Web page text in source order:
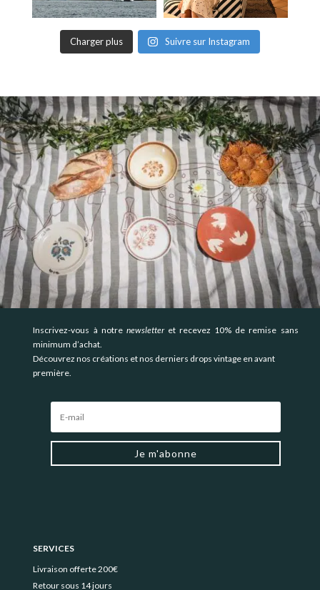
Charger plus Suivre sur Instagram
Inscrivez-vous à notre newsletteret recevez 10% de remise sans
minimum d’achat.
Découvrez nos créations et nos derniers drops vintage en avant
première.
Je m'abonne
SERVICES
Livraison offerte 200€
Retour sous 14 jours